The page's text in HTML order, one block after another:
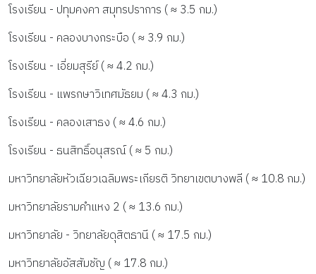
โรงเรียน - ปทุมคงคา สมุทรปราการ ( ≈ 3.5 กม.)
โรงเรียน - คลองบางกระบือ ( ≈ 3.9 กม.)
โรงเรียน - เอี่ยมสุรีย์ ( ≈ 4.2 กม.)
โรงเรียน - แพรกษาวิเทศมัธยม ( ≈ 4.3 กม.)
โรงเรียน - คลองเสาธง ( ≈ 4.6 กม.)
โรงเรียน - ธนสิทธิ์อนุสรณ์ ( ≈ 5 กม.)
มหาวิทยาลัยหัวเฉียวเฉลิมพระเกียรติ วิทยาเขตบางพลี ( ≈ 10.8 กม.)
มหาวิทยาลัยรามคำแหง 2 ( ≈ 13.6 กม.)
มหาวิทยาลัย - วิทยาลัยดุสิตธานี ( ≈ 17.5 กม.)
มหาวิทยาลัยอัสสัมชัญ ( ≈ 17.8 กม.)